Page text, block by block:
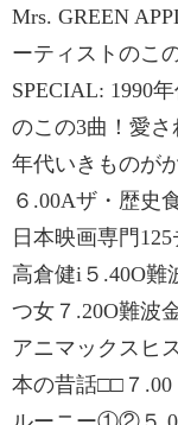
Mrs. GREEN
ーティストのこ
SPECIAL: 1990
のこの3曲！愛さ
年代いきものが
６.00Aザ・歴史
日本映画専門
高倉健i５.40O難
つ女７.20O難波
アニマックスヒ
本の昔話□□７